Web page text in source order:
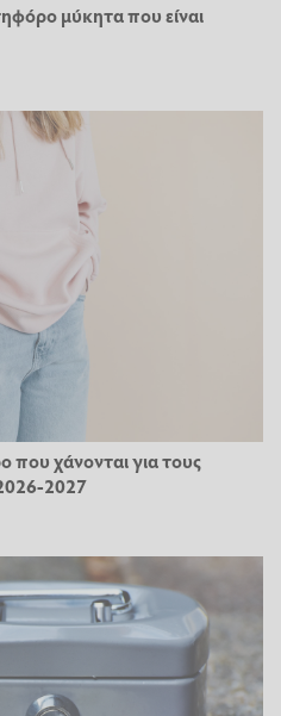
μύκητα που είναι
που χάνονται για τους
2027